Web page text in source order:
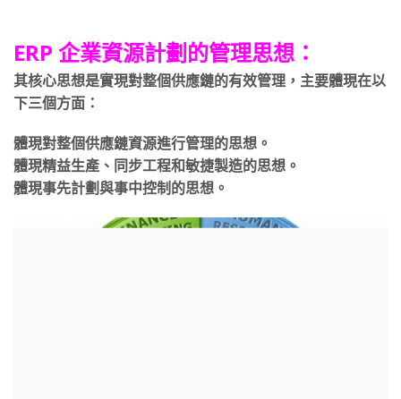
ERP 企業資源計劃的管理思想：
其核心思想是實現對整個供應鏈的有效管理，主要體現在以
下三個方面：
體現對整個供應鏈資源進行管理的思想。
體現精益生產、同步工程和敏捷製造的思想。
體現事先計劃與事中控制的思想。